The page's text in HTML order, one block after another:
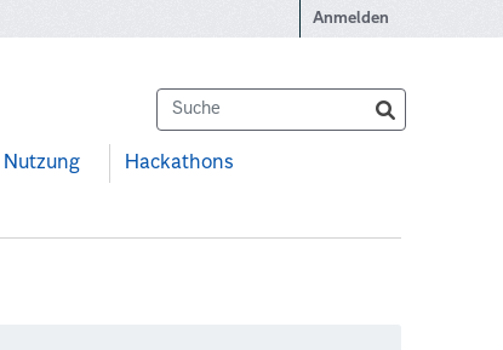
Anmelden
Nutzung Hackathons